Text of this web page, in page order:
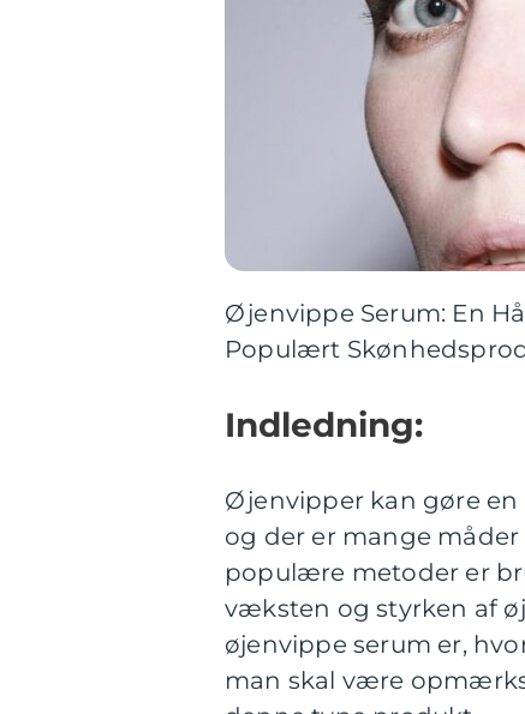
Øjenvippe Serum: En
Populært
Indledning:
Øjenvipper kan gøre en
og der er mange
populære metoder er
væksten og styrken af
øjenvippe serum er,
man skal være